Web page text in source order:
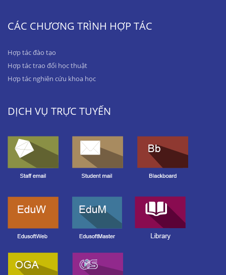
CÁC CHƯƠNG TRÌNH HỢP TÁC
Hợp tác đào tạo
Hợp tác trao đổi học thuật
Hợp tác nghiên cứu khoa học
DỊCH VỤ TRỰC TUYẾN